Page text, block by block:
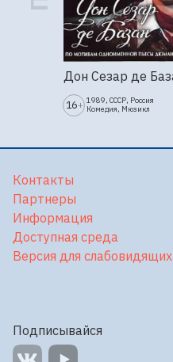
16+ 1989, СССР, Россия
Комедия, Мюзикл
Контакты
Партнеры
Информация
Доступная среда
Версия для слабовидящих
Подписывайся